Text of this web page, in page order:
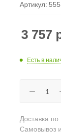
Артикул:
3 757
Есть в
Доставка
Самовывоз